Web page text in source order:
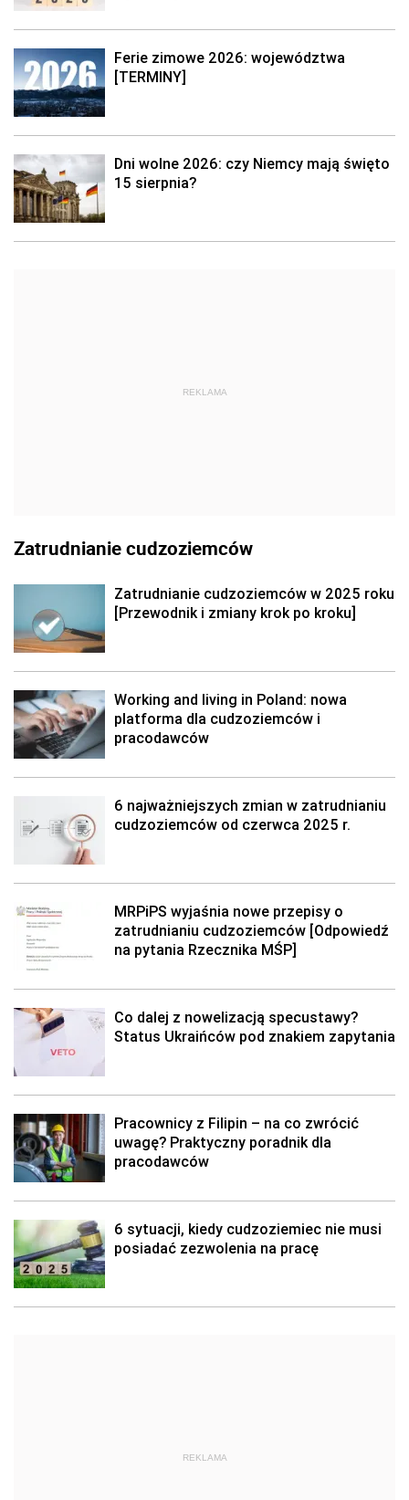
Ferie zimowe 2026: województwa
[TERMINY]
Dni wolne 2026: czy Niemcy mają święto
15 sierpnia?
REKLAMA
Zatrudnianie cudzoziemców
Zatrudnianie cudzoziemców w 2025 roku
[Przewodnik i zmiany krok po kroku]
Working and living in Poland: nowa
platforma dla cudzoziemców i
pracodawców
6 najważniejszych zmian w zatrudnianiu
cudzoziemców od czerwca 2025 r.
MRPiPS wyjaśnia nowe przepisy o
zatrudnianiu cudzoziemców [Odpowiedź
na pytania Rzecznika MŚP]
Co dalej z nowelizacją specustawy?
Status Ukraińców pod znakiem zapytania
Pracownicy z Filipin – na co zwrócić
uwagę? Praktyczny poradnik dla
pracodawców
6 sytuacji, kiedy cudzoziemiec nie musi
posiadać zezwolenia na pracę
REKLAMA